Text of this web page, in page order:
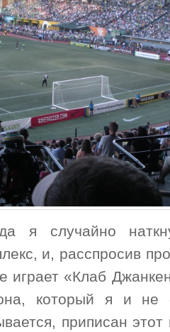
я случайно
и, расспросив
играет «Клаб
который я и не
приписан этот